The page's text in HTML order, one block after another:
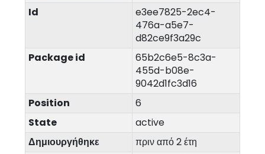
Id
e3ee7825-2ec4-
476a-a5e7-
d82ce9f3a29c
Package id
65b2c6e5-8c3a-
455d-b08e-
9042d1fc3d16
Position
6
State
active
Δημιουργήθηκε
πριν από 2 έτη